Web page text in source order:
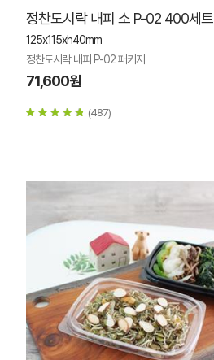
정찬도시락 내피 소 P-02 400세트
125x115xh40mm
정찬도시락 내피 P-02 패키지
71,600원
(487)